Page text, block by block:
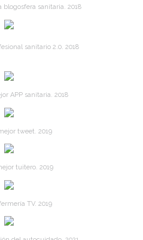
blogosfera sanitaria. 2018
sanitario 2.0. 2018
APP sanitaria. 2018
tweet. 2019
tuitero. 2019
TV. 2019